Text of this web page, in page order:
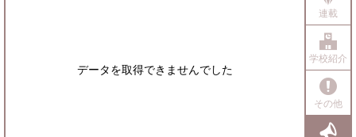
連載
学校紹介
その他
データを取得できませんでした